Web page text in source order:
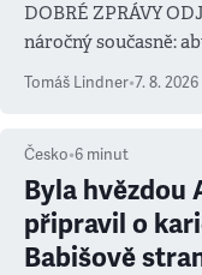
DOBRÉ ZPRÁVY
náročný současně:
prioritu
Tomáš Lindner•7. 8. 2026
Česko•6 minut
Byla hvězdou
připravil o
Babišově